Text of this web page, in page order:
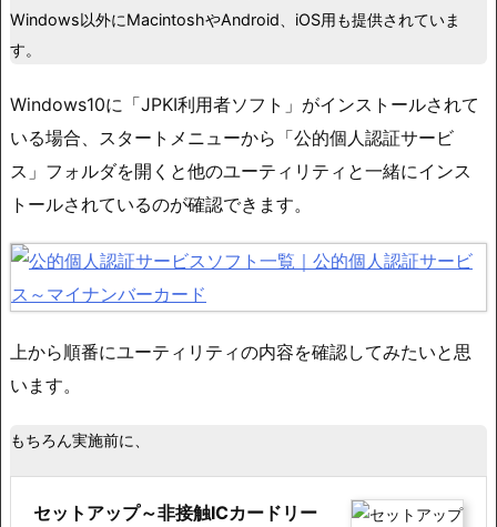
Windows以外にMacintoshやAndroid、iOS用も提供されていま
す。
Windows10に「JPKI利用者ソフト」がインストールされて
いる場合、スタートメニューから「公的個人認証サービ
ス」フォルダを開くと他のユーティリティと一緒にインス
トールされているのが確認できます。
上から順番にユーティリティの内容を確認してみたいと思
います。
もちろん実施前に、
セットアップ～非接触ICカードリー